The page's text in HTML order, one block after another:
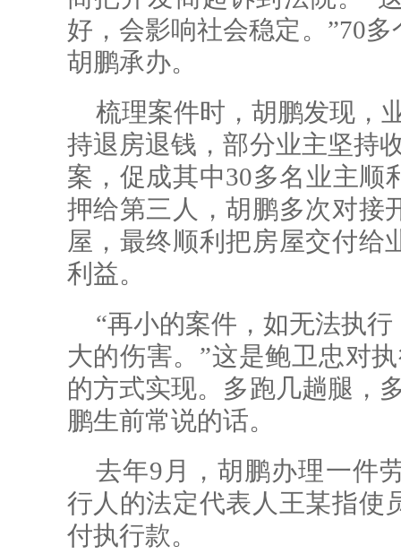
好，会影响社会稳定。”70
胡鹏承办。
梳理案件时，胡鹏发现，
持退房退钱，部分业主坚持
案，促成其中30多名业主顺
押给第三人，胡鹏多次对接
屋，最终顺利把房屋交付给
利益。
“再小的案件，如无法执
大的伤害。”这是鲍卫忠对
的方式实现。多跑几趟腿，
鹏生前常说的话。
去年9月，胡鹏办理一件
行人的法定代表人王某指使
付执行款。